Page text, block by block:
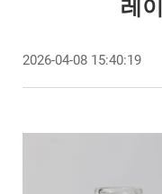
레
2026-04-08 15:40:19